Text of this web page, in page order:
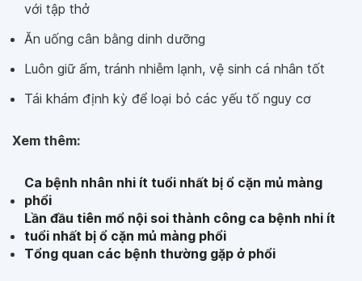
với tập thở
Ăn uống cân bằng dinh dưỡng
Luôn giữ ấm, tránh nhiễm lạnh, vệ sinh cá nhân tốt
Tái khám định kỳ để loại bỏ các yếu tố nguy cơ
Xem thêm:
Ca bệnh nhân nhi ít tuổi nhất bị ổ cặn mủ màng
phổi
Lần đầu tiên mổ nội soi thành công ca bệnh nhi ít
tuổi nhất bị ổ cặn mủ màng phổi
Tổng quan các bệnh thường gặp ở phổi